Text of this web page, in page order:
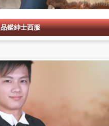
品鑑紳士西服